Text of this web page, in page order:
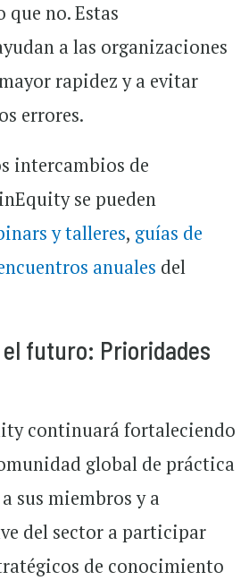
no. Estas
a las organizaciones
rapidez y a evitar
errores.
intercambios de
se pueden
y talleres, guías de
anuales del
futuro: Prioridades
continuará fortaleciendo
global de práctica
sus miembros y a
del sector a participar
de conocimiento